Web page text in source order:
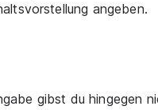
angeben.
gibst du hingegen